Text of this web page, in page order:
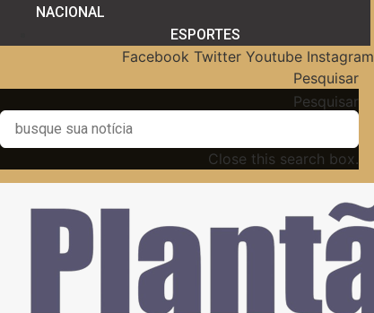
NACIONAL
ESPORTES
Facebook Twitter Youtube Instagram
Pesquisar
Pesquisar
Close this search box.